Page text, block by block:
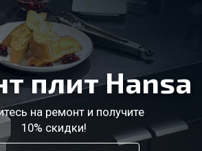
плит Hansa
на ремонт и получите
10% скидки!